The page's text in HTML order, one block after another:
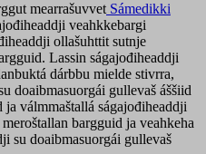
mearrašuvvet Sámedikki
veahkkebargi
ollašuhttit sutnje
Lassin ságajođiheaddji
dárbbu mielde stivrra,
doaibmasuorgái gullevaš áššiid
válmmaštallá ságajođiheaddji
bargguid ja veahkeha
su doaibmasuorgái gullevaš